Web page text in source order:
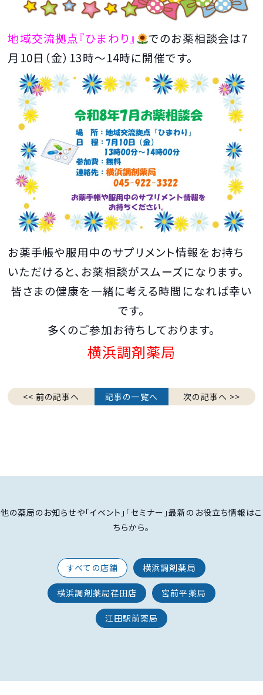
地域交流拠点『ひまわり』
でのお薬相談会は7
月10日（金）13時～14時に開催です。
お薬手帳や服用中のサプリメント情報をお持ち
いただけると、お薬相談がスムーズになります。
皆さまの健康を一緒に考える時間になれば幸い
です。
多くのご参加お待ちしております。
横浜調剤薬局
<< 前の記事へ 記事の一覧へ 次の記事へ >>
他の薬局のお知らせや「イベント」「セミナー」最新のお役立ち情報はこ
ちらから。
すべての店舗 横浜調剤薬局
横浜調剤薬局荏田店 宮前平薬局
江田駅前薬局